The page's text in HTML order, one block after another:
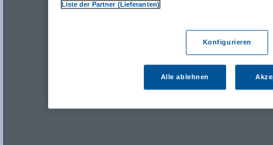
Liste der Partner (Lieferanten)
Konfigurieren
Alle ablehnen